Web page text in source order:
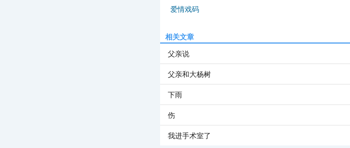
爱情戏码
相关文章
父亲说
父亲和大杨树
下雨
伤
我进手术室了